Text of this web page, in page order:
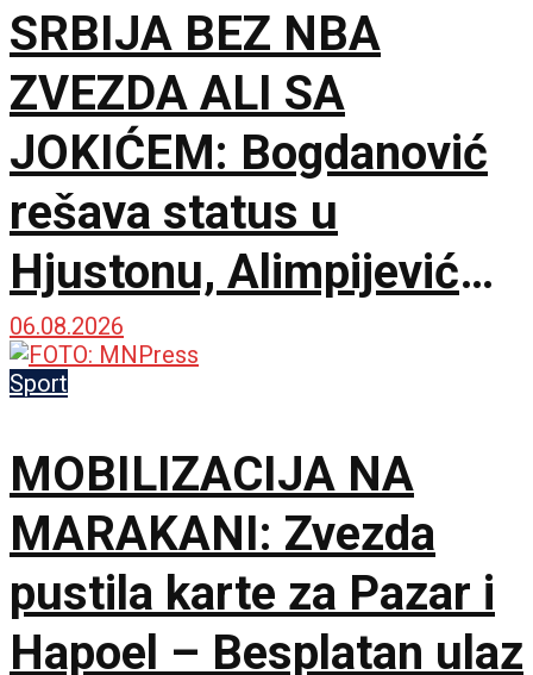
SRBIJA BEZ NBA
ZVEZDA ALI SA
JOKIĆEM: Bogdanović
rešava status u
Hjustonu, Alimpijević
objavio spisak od 18
imena za avgustovske
okršaje!
06.08.2026
Sport
MOBILIZACIJA NA
MARAKANI: Zvezda
pustila karte za Pazar i
Hapoel – Besplatan ulaz